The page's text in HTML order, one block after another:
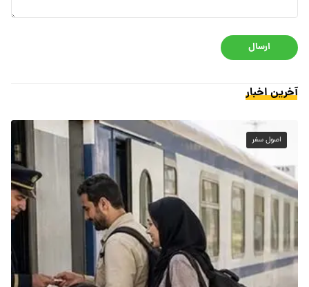
ارسال
آخرین اخبار
اصول سفر